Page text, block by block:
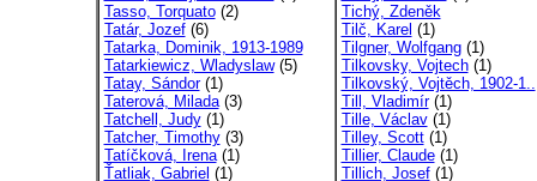
Tasso, Torquato(2)
Tatár, Jozef(6)
Tatarka, Dominik, 1913-1989
Tatarkiewicz, Wladyslaw(5)
Tatay, Sándor(1)
Taterová, Milada(3)
Tatchell, Judy(1)
Tatcher, Timothy(3)
Tatíčková, Irena(1)
Ťatliak, Gabriel (1)
Tichý, Zdeněk
Tilč, Karel (1)
Tilgner, Wolfgang(1)
Tilkovsky, Vojtech(1)
Tilkovský, Vojtěch, 1902-1..
Till, Vladimír(1)
Tille, Václav(1)
Tilley, Scott(1)
Tillier, Claude(1)
Tillich, Josef(1)